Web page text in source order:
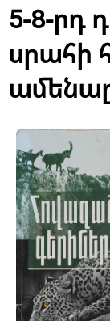
5-8-րդ
սրահի